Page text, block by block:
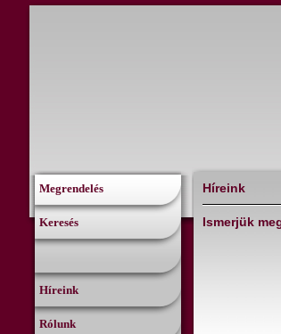
Megrendelés
Keresés
Híreink
Rólunk
Híreink
Ismerjük